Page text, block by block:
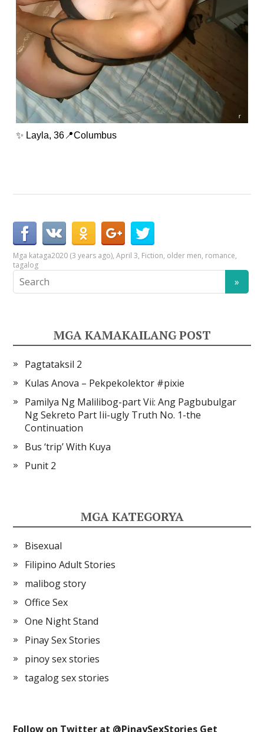
✨ Layla, 36📍Columbus
Mga kataga2020 (3 years ago),April 3, Fiction, older men, romance,
tagalog
MGA KAMAKAILANG POST
Pagtataksil 2
Kulas Anova – Pekpekolektor #pixie
Pamilya Ng Malilibog-part Vii: Ang Pagbubulgar
Ng Sekreto Part Iii-ugly Truth No. 1-the
Continuation
Bus ‘trip’ With Kuya
Punit 2
MGA KATEGORYA
Bisexual
Filipino Adult Stories
malibog story
Office Sex
One Night Stand
Pinay Sex Stories
pinoy sex stories
tagalog sex stories
Follow on Twitter at @PinaySexStories Get